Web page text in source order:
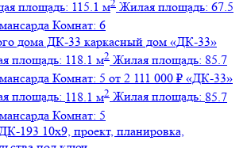
площадь: 115.1 м2 Жилая площадь: 67.5
Комнат: 6
каркасный дом «ДК-33»
площадь: 118.1 м2 Жилая площадь: 85.7
Комнат: 5 от 2 111 000 ₽ «ДК-33»
площадь: 118.1 м2 Жилая площадь: 85.7
Комнат: 5